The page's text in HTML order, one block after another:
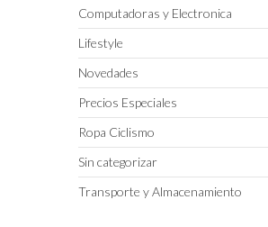
Computadoras y Electronica
Lifestyle
Novedades
Precios Especiales
Ropa Ciclismo
Sin categorizar
Transporte y Almacenamiento